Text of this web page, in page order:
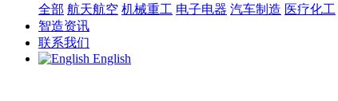
全部 航天航空 机械重工 电子电器 汽车制造 医疗化工
智造资讯
联系我们
English